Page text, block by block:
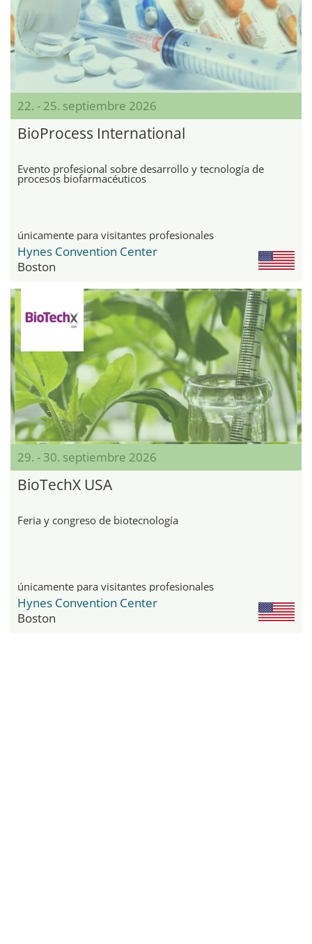
22. - 25. septiembre 2026
BioProcess International
Evento profesional sobre desarrollo y tecnología de
procesos biofarmacéuticos
únicamente para visitantes profesionales
Hynes Convention Center
Boston
29. - 30. septiembre 2026
BioTechX USA
Feria y congreso de biotecnología
únicamente para visitantes profesionales
Hynes Convention Center
Boston